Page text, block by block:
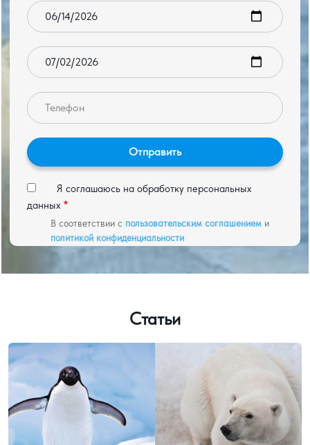
Дата заезда
Дата выезда
Телефон
Я соглашаюсь на обработку персональных
данных
В соответствии с пользовательским соглашениеми
политикой конфиденциальности
Статьи